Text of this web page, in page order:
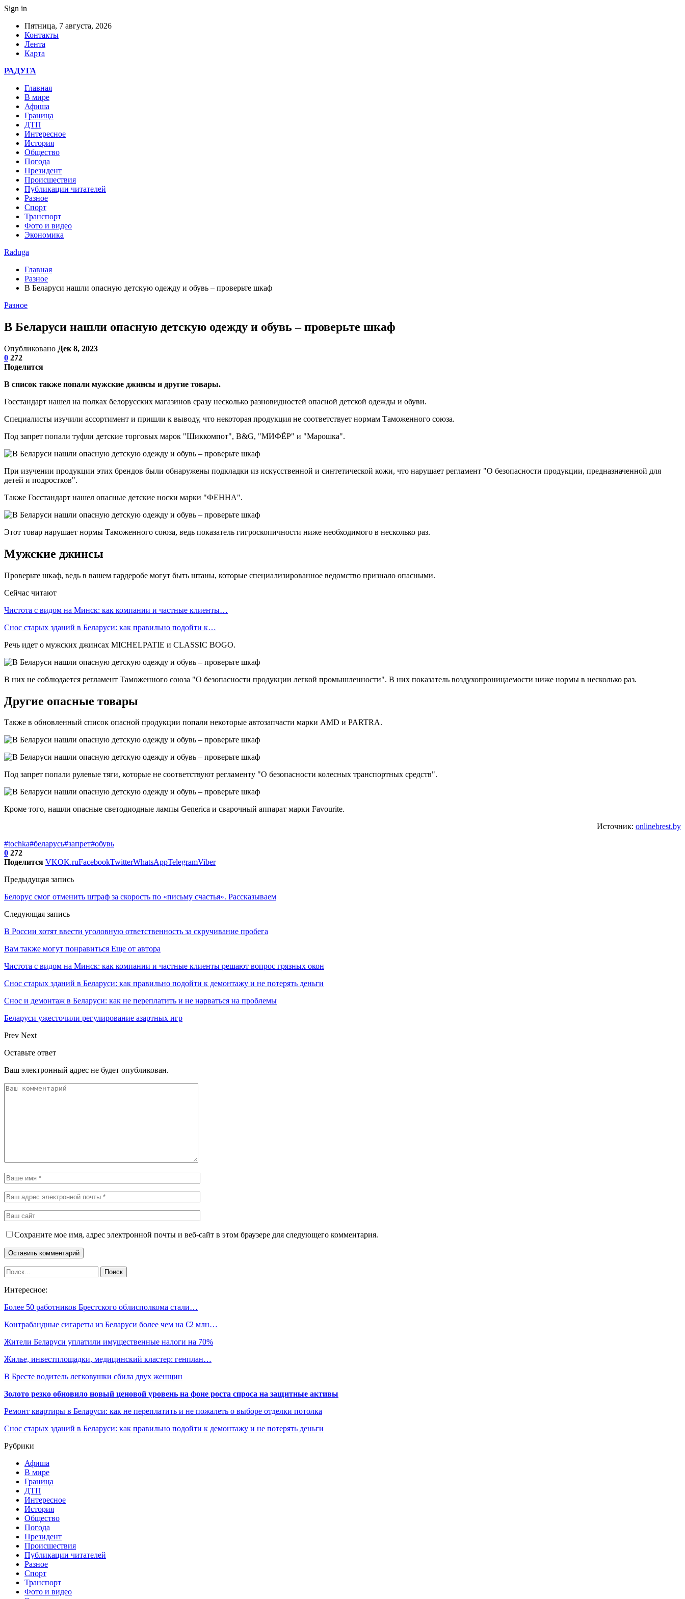
Sign in
Пятница, 7 августа, 2026
Контакты
Лента
Карта
РАДУГА
Главная
В мире
Афиша
Граница
ДТП
Интересное
История
Общество
Погода
Президент
Происшествия
Публикации читателей
Разное
Спорт
Транспорт
Фото и видео
Экономика
Raduga
Главная
Разное
В Беларуси нашли опасную детскую одежду и обувь – проверьте шкаф
Разное
В Беларуси нашли опасную детскую одежду и обувь – проверьте шкаф
Опубликовано Дек 8, 2023
0 272
Поделится
В список также попали мужские джинсы и другие товары.
Госстандарт нашел на полках белорусских магазинов сразу несколько разновидностей опасной детской одежды и обуви.
Специалисты изучили ассортимент и пришли к выводу, что некоторая продукция не соответствует нормам Таможенного союза.
Под запрет попали туфли детские торговых марок "Шиккомпот", B&G, "МИФЁР" и "Марошка".
При изучении продукции этих брендов были обнаружены подкладки из искусственной и синтетической кожи, что нарушает регламент "О безопасности продукции, предназначенной для
детей и подростков".
Также Госстандарт нашел опасные детские носки марки "ФЕННА".
Этот товар нарушает нормы Таможенного союза, ведь показатель гигроскопичности ниже необходимого в несколько раз.
Мужские джинсы
Проверьте шкаф, ведь в вашем гардеробе могут быть штаны, которые специализированное ведомство признало опасными.
Сейчас читают
Чистота с видом на Минск: как компании и частные клиенты…
Снос старых зданий в Беларуси: как правильно подойти к…
Речь идет о мужских джинсах MICHELPATIE и CLASSIC BOGO.
В них не соблюдается регламент Таможенного союза "О безопасности продукции легкой промышленности". В них показатель воздухопроницаемости ниже нормы в несколько раз.
Другие опасные товары
Также в обновленный список опасной продукции попали некоторые автозапчасти марки AMD и PARTRA.
Под запрет попали рулевые тяги, которые не соответствуют регламенту "О безопасности колесных транспортных средств".
Кроме того, нашли опасные светодиодные лампы Generica и сварочный аппарат марки Favourite.
Источник: onlinebrest.by
#tochka#беларусь#запрет#обувь
0 272
Поделится VKOK.ruFacebookTwitterWhatsAppTelegramViber
Предыдущая запись
Белорус смог отменить штраф за скорость по «письму счастья». Рассказываем
Следующая запись
В России хотят ввести уголовную ответственность за скручивание пробега
Вам также могут понравиться Еще от автора
Чистота с видом на Минск: как компании и частные клиенты решают вопрос грязных окон
Снос старых зданий в Беларуси: как правильно подойти к демонтажу и не потерять деньги
Снос и демонтаж в Беларуси: как не переплатить и не нарваться на проблемы
Беларуси ужесточили регулирование азартных игр
Prev Next
Оставьте ответ
Ваш электронный адрес не будет опубликован.
Сохраните мое имя, адрес электронной почты и веб-сайт в этом браузере для следующего комментария.
Интересное:
Более 50 работников Брестского облисполкома стали…
Контрабандные сигареты из Беларуси более чем на €2 млн…
Жители Беларуси уплатили имущественные налоги на 70%
Жилье, инвестплощадки, медицинский кластер: генплан…
В Бресте водитель легковушки сбила двух женщин
Золото резко обновило новый ценовой уровень на фоне роста спроса на защитные активы
Ремонт квартиры в Беларуси: как не переплатить и не пожалеть о выборе отделки потолка
Снос старых зданий в Беларуси: как правильно подойти к демонтажу и не потерять деньги
Рубрики
Афиша
В мире
Граница
ДТП
Интересное
История
Общество
Погода
Президент
Происшествия
Публикации читателей
Разное
Спорт
Транспорт
Фото и видео